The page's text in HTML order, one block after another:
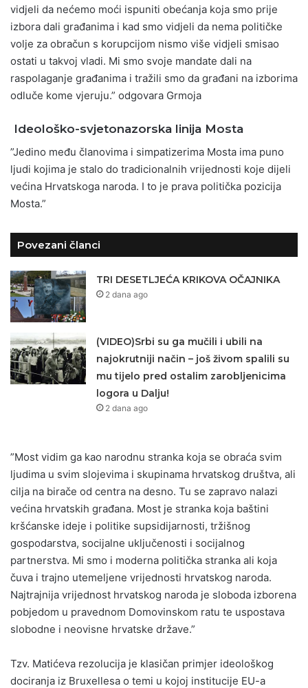
vidjeli da nećemo moći ispuniti obećanja koja smo prije
izbora dali građanima i kad smo vidjeli da nema političke
volje za obračun s korupcijom nismo više vidjeli smisao
ostati u takvoj vladi. Mi smo svoje mandate dali na
raspolaganje građanima i tražili smo da građani na izborima
odluče kome vjeruju.” odgovara Grmoja
Ideološko-svjetonazorska linija Mosta
”Jedino među članovima i simpatizerima Mosta ima puno
ljudi kojima je stalo do tradicionalnih vrijednosti koje dijeli
većina Hrvatskoga naroda. I to je prava politička pozicija
Mosta.”
Povezani članci
TRI DESETLJEĆA KRIKOVA OČAJNIKA
2 dana ago
(VIDEO)Srbi su ga mučili i ubili na
najokrutniji način – još živom spalili su
mu tijelo pred ostalim zarobljenicima
logora u Dalju!
2 dana ago
”Most vidim ga kao narodnu stranka koja se obraća svim
ljudima u svim slojevima i skupinama hrvatskog društva, ali
cilja na birače od centra na desno. Tu se zapravo nalazi
većina hrvatskih građana. Most je stranka koja baštini
kršćanske ideje i politike supsidijarnosti, tržišnog
gospodarstva, socijalne uključenosti i socijalnog
partnerstva. Mi smo i moderna politička stranka ali koja
čuva i trajno utemeljene vrijednosti hrvatskog naroda.
Najtrajnija vrijednost hrvatskog naroda je sloboda izborena
pobjedom u pravednom Domovinskom ratu te uspostava
slobodne i neovisne hrvatske države.”
Tzv. Matićeva rezolucija je klasičan primjer ideološkog
dociranja iz Bruxellesa o temi u kojoj institucije EU-a